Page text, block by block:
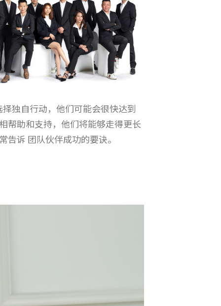
独自行动，他们可能会很快达到
帮助和支持，他们将能够走得更长
告诉 团队伙伴成功的要诀。